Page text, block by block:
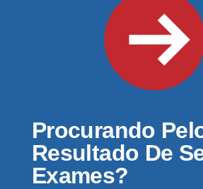
Procurando
Resultado De
Exames?